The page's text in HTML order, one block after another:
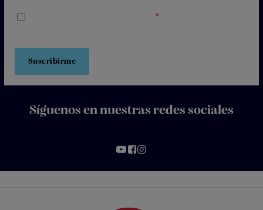
*
Síguenos en nuestras redes sociales